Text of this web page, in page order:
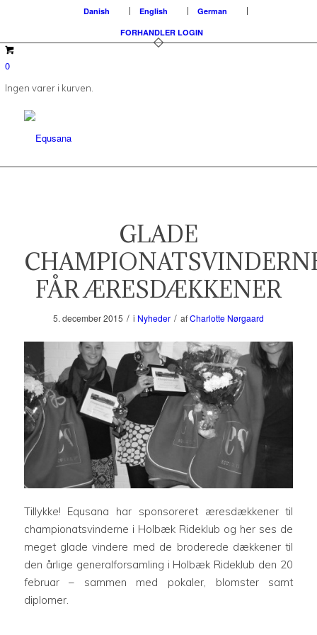
Danish English
German
FORHANDLER LOGIN
0
Ingen varer i kurven.
GLADE
FÅR ÆRESDÆKKENER
5. december 2015 / i Nyheder / afCharlotte Nørgaard
Tillykke! Equsana har sponsoreret æresdækkener til
championatsvinderne i Holbæk Rideklub og her ses de
meget glade vindere med de broderede dækkener til
den årlige generalforsamling i Holbæk Rideklub den 20
februar – sammen med pokaler, blomster samt
diplomer.